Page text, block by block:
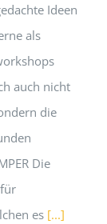
Ideen
als
auch nicht
die
Die
es [...]